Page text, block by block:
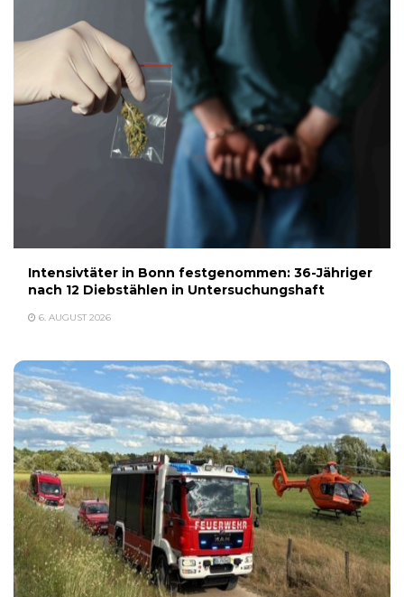
Intensivtäter in Bonn festgenommen: 36-Jähriger
nach 12 Diebstählen in Untersuchungshaft
6. AUGUST 2026